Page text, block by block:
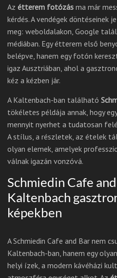
Az étterem fotózás ma már
kérdés. A vendégek döntéseinek
meg: weboldalakon, Google
médiában. Egy étterem első
belépve, hanem egy fotón
igaz Ausztriában, ahol a
kéz a kézben jár.
A Kaltenbach-ban található
tökéletes példája annak, hogy
mennyit nyerhet a tudatosan
A stílus, a részletek, az ételek
olyan elemek, amelyek
válnak igazán vonzóvá.
Schmiedin Cafe
Kaltenbach
képekben
A Schmiedin Cafe and Bar nem
Kaltenbach-ban, hanem egy
helyi ízek, a modern kávéházi